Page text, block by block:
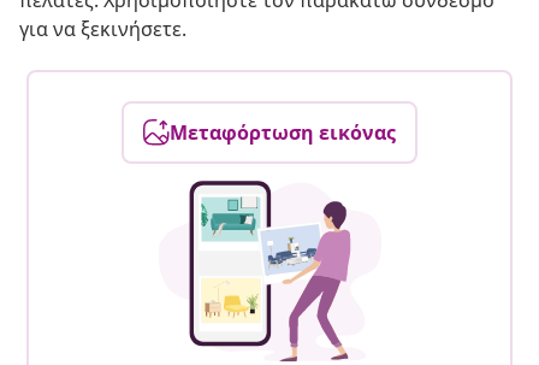
για να ξεκινήσετε.
Μεταφόρτωση εικόνας